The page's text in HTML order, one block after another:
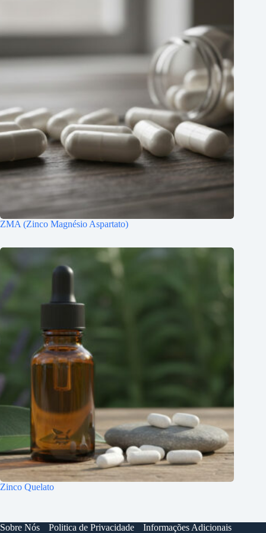
ZMA (Zinco Magnésio Aspartato)
Zinco Quelato
Sobre Nós Politica de Privacidade Informações Adicionais